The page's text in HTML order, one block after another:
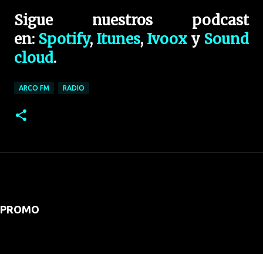
Sigue nuestros podcast
en: Spotify, Itunes, Ivoox y Sound
cloud.
ARCO FM RADIO
PROMO